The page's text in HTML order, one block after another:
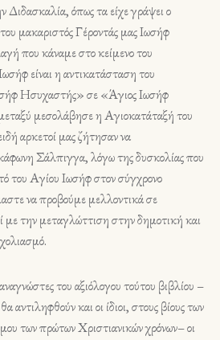
Διδασκαλία, όπως τα είχε γράψει ο
μακαριστός Γέροντάς μας Ιωσήφ
που κάναμε στο κείμενο του
είναι η αντικατάσταση του
Ησυχαστής» σε «Άγιος Ιωσήφ
μεσολάβησε η Αγιοκατάταξή του
αρκετοί μας ζήτησαν να
Σάλπιγγα, λόγω της δυσκολίας που
του Αγίου Ιωσήφ στον σύγχρονο
να προβούμε μελλοντικά σε
με την μεταγλώττιση στην δημοτική και
του αξιόλογου τούτου βιβλίου –
αντιληφθούν και οι ίδιοι, στους βίους των
των πρώτων Χριστιανικών χρόνων– οι